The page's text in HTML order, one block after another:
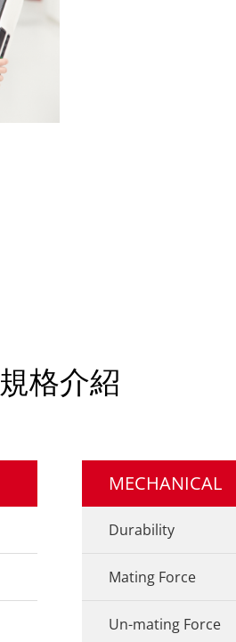
規格介紹
MECHANICAL
Durability
Mating Force
Un-mating Force